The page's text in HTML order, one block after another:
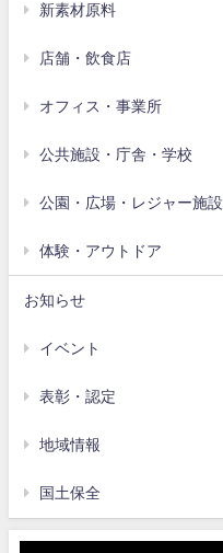
新素材原料
店舗・飲食店
オフィス・事業所
公共施設・庁舎・学校
公園・広場・レジャー施設
体験・アウトドア
お知らせ
イベント
表彰・認定
地域情報
国土保全